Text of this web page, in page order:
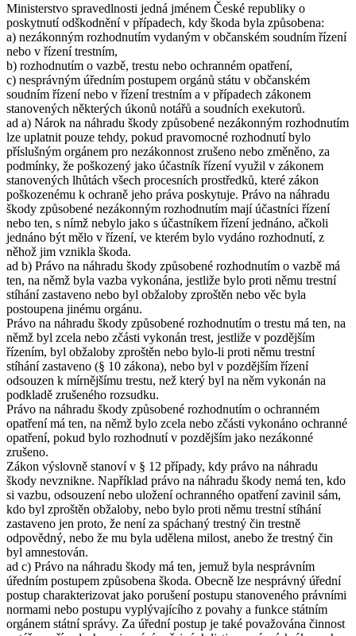
Ministerstvo spravedlnosti jedná jménem České republiky o
poskytnutí odškodnění v případech, kdy škoda byla způsobena:
a) nezákonným rozhodnutím vydaným v občanském soudním řízení
nebo v řízení trestním,
b) rozhodnutím o vazbě, trestu nebo ochranném opatření,
c) nesprávným úředním postupem orgánů státu v občanském
soudním řízení nebo v řízení trestním a v případech zákonem
stanovených některých úkonů notářů a soudních exekutorů.
ad a) Nárok na náhradu škody způsobené nezákonným rozhodnutím
lze uplatnit pouze tehdy, pokud pravomocné rozhodnutí bylo
příslušným orgánem pro nezákonnost zrušeno nebo změněno, za
podmínky, že poškozený jako účastník řízení využil v zákonem
stanovených lhůtách všech procesních prostředků, které zákon
poškozenému k ochraně jeho práva poskytuje. Právo na náhradu
škody způsobené nezákonným rozhodnutím mají účastníci řízení
nebo ten, s nímž nebylo jako s účastníkem řízení jednáno, ačkoli
jednáno být mělo v řízení, ve kterém bylo vydáno rozhodnutí, z
něhož jim vznikla škoda.
ad b) Právo na náhradu škody způsobené rozhodnutím o vazbě má
ten, na němž byla vazba vykonána, jestliže bylo proti němu trestní
stíhání zastaveno nebo byl obžaloby zproštěn nebo věc byla
postoupena jinému orgánu.
Právo na náhradu škody způsobené rozhodnutím o trestu má ten, na
němž byl zcela nebo zčásti vykonán trest, jestliže v pozdějším
řízením, byl obžaloby zproštěn nebo bylo-li proti němu trestní
stíhání zastaveno (§ 10 zákona), nebo byl v pozdějším řízení
odsouzen k mírnějšímu trestu, než který byl na něm vykonán na
podkladě zrušeného rozsudku.
Právo na náhradu škody způsobené rozhodnutím o ochranném
opatření má ten, na němž bylo zcela nebo zčásti vykonáno ochranné
opatření, pokud bylo rozhodnutí v pozdějším jako nezákonné
zrušeno.
Zákon výslovně stanoví v § 12 případy, kdy právo na náhradu
škody nevznikne. Například právo na náhradu škody nemá ten, kdo
si vazbu, odsouzení nebo uložení ochranného opatření zavinil sám,
kdo byl zproštěn obžaloby, nebo bylo proti němu trestní stíhání
zastaveno jen proto, že není za spáchaný trestný čin trestně
odpovědný, nebo že mu byla udělena milost, anebo že trestný čin
byl amnestován.
ad c) Právo na náhradu škody má ten, jemuž byla nesprávním
úředním postupem způsobena škoda. Obecně lze nesprávný úřední
postup charakterizovat jako porušení postupu stanoveného právními
normami nebo postupu vyplývajícího z povahy a funkce státním
orgánem státní správy. Za úřední postup je také považována činnost